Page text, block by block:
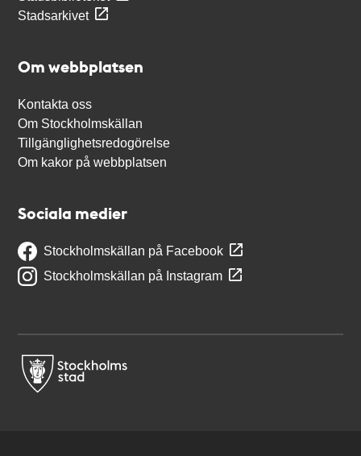
Stadsarkivet
Om webbplatsen
Kontakta oss
Om Stockholmskällan
Tillgänglighetsredogörelse
Om kakor på webbplatsen
Sociala medier
Stockholmskällan på Facebook
Stockholmskällan på Instagram